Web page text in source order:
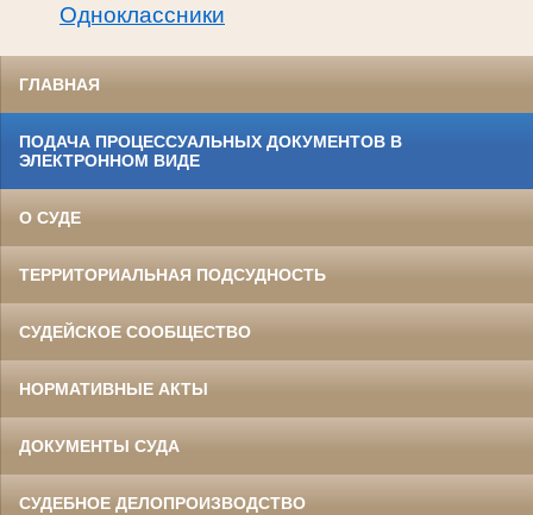
Одноклассники
ГЛАВНАЯ
ПОДАЧА ПРОЦЕССУАЛЬНЫХ ДОКУМЕНТОВ В
ЭЛЕКТРОННОМ ВИДЕ
О СУДЕ
ТЕРРИТОРИАЛЬНАЯ ПОДСУДНОСТЬ
СУДЕЙСКОЕ СООБЩЕСТВО
НОРМАТИВНЫЕ АКТЫ
ДОКУМЕНТЫ СУДА
СУДЕБНОЕ ДЕЛОПРОИЗВОДСТВО